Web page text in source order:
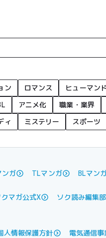
ン ロマンス ヒューマン
アニメ化 職業・業界
ィ ミステリー スポーツ
ンガ TLマンガ BLマン
マガ公式X
ソク読み編集部
人情報保護方針
電気通信